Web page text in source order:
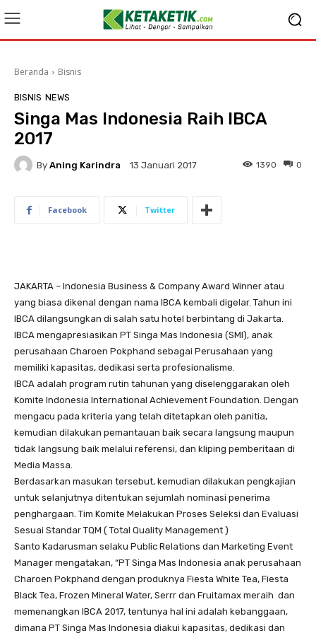
Beranda Bisnis
BISNIS NEWS
Singa Mas Indonesia Raih IBCA
2017
By Aning Karindra 13 Januari 2017 0
1390
Facebook Twitter
JAKARTA – Indonesia Business & Company Award Winner atau
yang biasa dikenal dengan nama IBCA kembali digelar. Tahun ini
IBCA dilangsungkan di salah satu hotel berbintang di Jakarta.
IBCA mengapresiasikan PT Singa Mas Indonesia (SMI), anak
perusahaan Charoen Pokphand sebagai Perusahaan yang
memiliki kapasitas, dedikasi serta profesionalisme.
IBCA adalah program rutin tahunan yang diselenggarakan oleh
Komite Indonesia International Achievement Foundation. Dengan
mengacu pada kriteria yang telah ditetapkan oleh panitia,
kemudian dilakukan pemantauan baik secara langsung maupun
tidak langsung baik melalui referensi, dan kliping pemberitaan di
Media Massa.
Berdasarkan masukan tersebut, kemudian dilakukan pengkajian
untuk selanjutnya ditentukan sejumlah nominasi penerima
penghargaan. Tim Komite Melakukan Proses Seleksi dan Evaluasi
Sesuai Standar TQM ( Total Quality Management )
Santo Kadarusman selaku Public Relations dan Marketing Event
Manager mengatakan, “PT Singa Mas Indonesia anak perusahaan
Charoen Pokphand dengan produknya Fiesta White Tea, Fiesta
Black Tea, Frozen Mineral Water, Serrr dan Fruitamax meraih dan
memenangkan IBCA 2017, tentunya hal ini adalah kebanggaan,
dimana PT Singa Mas Indonesia diakui kapasitas, dedikasi dan